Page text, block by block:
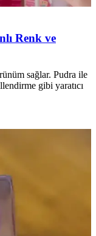
Renk ve
sağlar. Pudra ile
gibi yaratıcı